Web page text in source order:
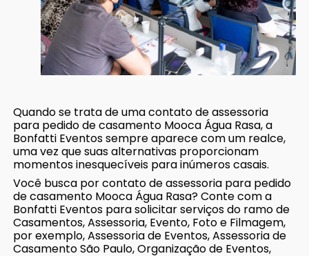
Quando se trata de uma contato de assessoria
para pedido de casamento Mooca Água Rasa, a
Bonfatti Eventos sempre aparece com um realce,
uma vez que suas alternativas proporcionam
momentos inesquecíveis para inúmeros casais.
Você busca por contato de assessoria para pedido
de casamento Mooca Água Rasa? Conte com a
Bonfatti Eventos para solicitar serviços do ramo de
Casamentos, Assessoria, Evento, Foto e Filmagem,
por exemplo, Assessoria de Eventos, Assessoria de
Casamento São Paulo, Organização de Eventos,